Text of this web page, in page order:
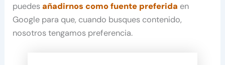
puedesañadirnos como fuente preferida en
Google para que, cuando busques contenido,
nosotros tengamos preferencia.